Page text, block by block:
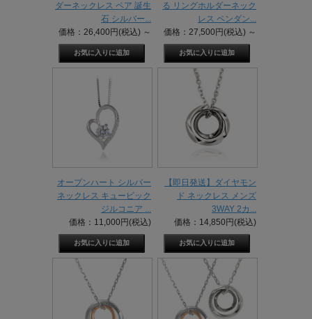
ダーネックレス ペア 誕生
石 シルバー...
価格：26,400円(税込) ～
る リングホルダーネック
レス ペンダン...
価格：27,500円(税込) ～
オープンハート シルバー
ネックレス キュービック
ジルコニア ...
価格：11,000円(税込)
【即日発送】ダイヤモン
ド ネックレス メンズ
3WAY 2カ...
価格：14,850円(税込)